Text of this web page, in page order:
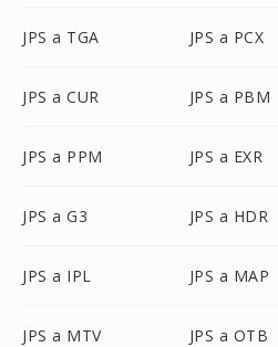
JPS a TGA JPS a PCX
JPS a CUR JPS a PBM
JPS a PPM JPS a EXR
JPS a G3 JPS a HDR
JPS a IPL JPS a MAP
JPS a MTV JPS a OTB